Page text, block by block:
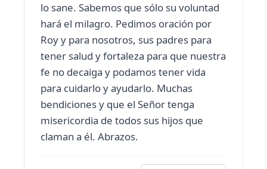
lo sane. Sabemos que sólo su voluntad
hará el milagro. Pedimos oración por
Roy y para nosotros, sus padres para
tener salud y fortaleza para que nuestra
fe no decaiga y podamos tener vida
para cuidarlo y ayudarlo. Muchas
bendiciones y que el Señor tenga
misericordia de todos sus hijos que
claman a él. Abrazos.